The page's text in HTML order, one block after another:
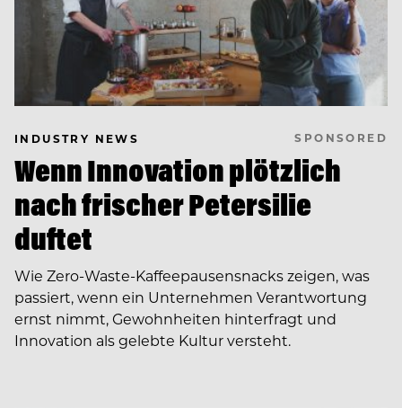
INDUSTRY NEWS SPONSORED
Wenn Innovation plötzlich
nach frischer Petersilie
duftet
Wie Zero-Waste-Kaffeepausensnacks zeigen, was
passiert, wenn ein Unternehmen Verantwortung
ernst nimmt, Gewohnheiten hinterfragt und
Innovation als gelebte Kultur versteht.